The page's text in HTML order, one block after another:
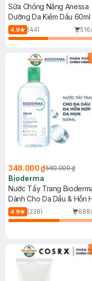
Sữa Chống Nắng Anessa
Dưỡng Da Kiềm Dầu 60ml
Mới)
4.9 (44)
348.000 ₫560.000 ₫
Bioderma
Nước Tẩy Trang
Dành Cho Da Dầu & Hỗn
500ml
4.9 (228)